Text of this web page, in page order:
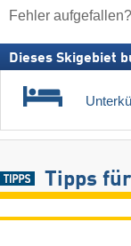
Fehler
Dieses Skigebiet
Tipps